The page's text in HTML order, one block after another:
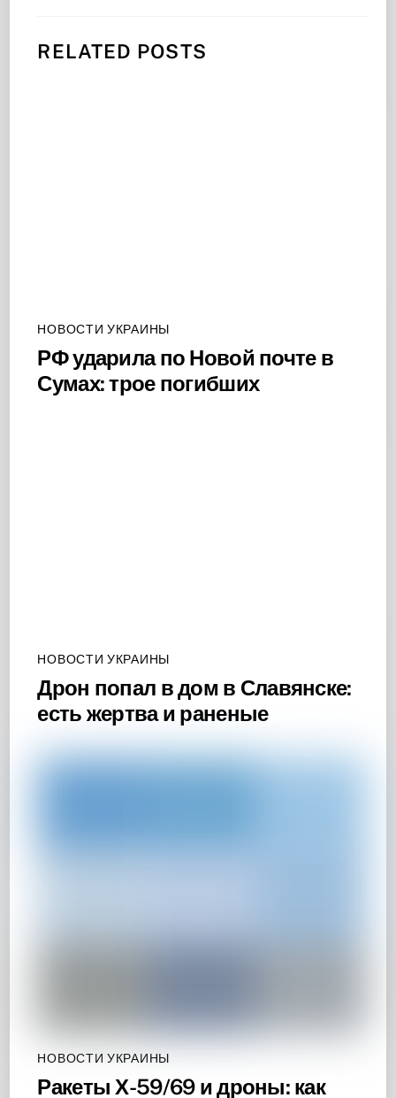
RELATED POSTS
НОВОСТИ УКРАИНЫ
РФ ударила по Новой почте в
Сумах: трое погибших
НОВОСТИ УКРАИНЫ
Дрон попал в дом в Славянске:
есть жертва и раненые
НОВОСТИ УКРАИНЫ
Ракеты Х-59/69 и дроны: как